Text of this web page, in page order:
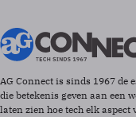
AG Connect is sinds 1967 de
die betekenis geven aan een
laten zien hoe tech elk aspect